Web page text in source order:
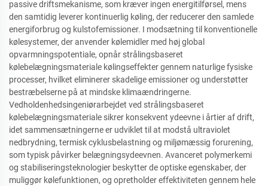
passive driftsmekanisme, som kræver ingen energitilførsel, mens
den samtidig leverer kontinuerlig køling, der reducerer den samlede
energiforbrug og kulstofemissioner. I modsætning til konventionelle
kølesystemer, der anvender kølemidler med høj global
opvarmningspotentiale, opnår strålingsbaseret
kølebelægningsmateriale kølingseffekter gennem naturlige fysiske
processer, hvilket eliminerer skadelige emissioner og understøtter
bestræbelserne på at mindske klimaændringerne.
Vedholdenhedsingeniørarbejdet ved strålingsbaseret
kølebelægningsmateriale sikrer konsekvent ydeevne i årtier af drift,
idet sammensætningerne er udviklet til at modstå ultraviolet
nedbrydning, termisk cyklusbelastning og miljømæssig forurening,
som typisk påvirker belægningsydeevnen. Avanceret polymerkemi
og stabiliseringsteknologier beskytter de optiske egenskaber, der
muliggør kølefunktionen, og opretholder effektiviteten gennem hele